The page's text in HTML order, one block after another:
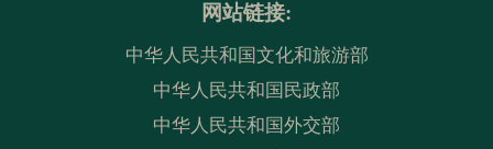
网站链接:
中华人民共和国文化和旅游部
中华人民共和国民政部
中华人民共和国外交部